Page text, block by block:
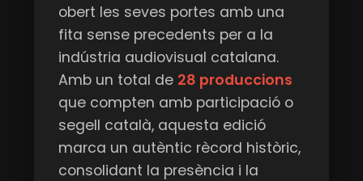
obert les seves portes amb una
fita sense precedents per a la
indústria audiovisual catalana.
Amb un total de 28 produccions
que compten amb participació o
segell català, aquesta edició
marca un autèntic rècord històric,
consolidant la presència i la